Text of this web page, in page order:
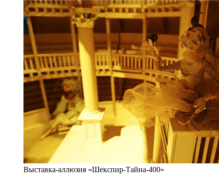
Выставка-аллюзия «Шекспир-Тайна-400»